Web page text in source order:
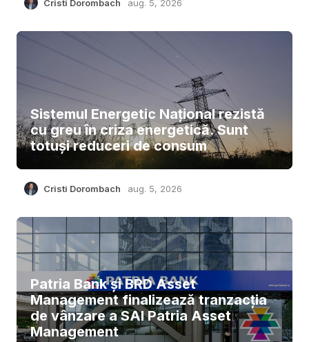
Cristi Dorombach aug. 5, 2026
Sistemul Energetic Național rezistă
cu greu în criza energetică. Sunt
totuși reduceri de consum
Cristi Dorombach aug. 5, 2026
Patria Bank și BRD Asset
Management finalizează tranzacția
de vânzare a SAI Patria Asset
Management